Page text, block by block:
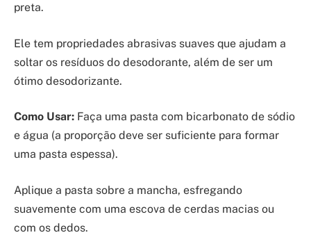
preta.
Ele tem propriedades abrasivas suaves que ajudam a
soltar os resíduos do desodorante, além de ser um
ótimo desodorizante.
Como Usar: Faça uma pasta com bicarbonato de sódio
e água (a proporção deve ser suficiente para formar
uma pasta espessa).
Aplique a pasta sobre a mancha, esfregando
suavemente com uma escova de cerdas macias ou
com os dedos.